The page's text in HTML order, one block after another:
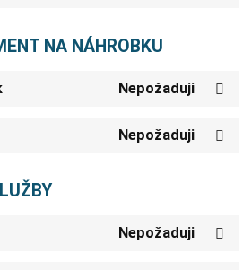
NA NÁHROBKU
Nepožaduji
Nepožaduji
Nepožaduji